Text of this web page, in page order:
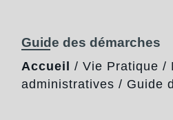
Guide des démarches
Accueil / Vie Pratique /
administratives / Guide